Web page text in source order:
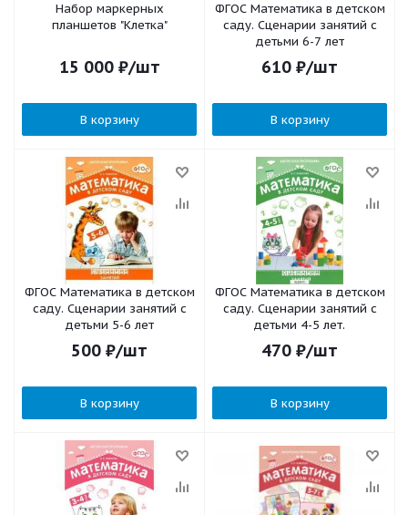
Набор маркерных
планшетов "Клетка"
15 000₽/шт
В корзину
ФГОС Математика в детском
саду. Сценарии занятий c
детьми 6-7 лет
610 ₽/шт
В корзину
ФГОС Математика в детском
саду. Сценарии занятий c
детьми 5-6 лет
500 ₽/шт
В корзину
ФГОС Математика в детском
саду. Сценарии занятий c
детьми 4-5 лет.
470 ₽/шт
В корзину